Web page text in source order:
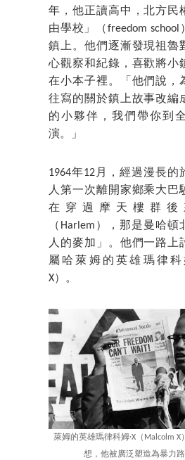
年，他正讀高中，北方民
由學校」（freedom
鎮上。他們逐漸發現祖魯
心觀察和紀錄，喜歡將小
在小本子裡。「他們說，
往寫的關於鎮上故事改編
的小夥伴，我們帶你到
演。」
1964年12月，經過漫長的
人第一次離開家鄉乘大巴
在穿過摩天樓群後
（Harlem），那是曼哈
人的麥加」。他們一路上
屬哈萊姆的英雄瑪律科
X）。
萊姆的英雄瑪律科姆·X（Malcolm
想，他被廣泛塑造為暴力路